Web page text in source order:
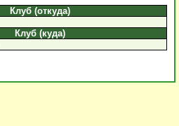
Клуб (откуда)
Клуб (куда)